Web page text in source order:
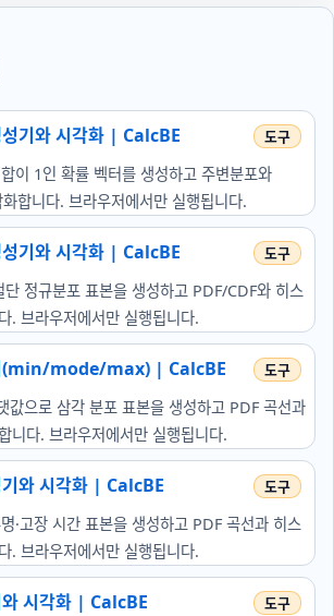
기와 시각화 | CalcBE
이 1인 확률 벡터를 생성하고 주변분포와
합니다. 브라우저에서만 실행됩니다.
기와 시각화 | CalcBE
정규분포 표본을 생성하고 PDF/CDF와 히스
. 브라우저에서만 실행됩니다.
(min/mode/max) | CalcBE
값으로 삼각 분포 표본을 생성하고 PDF 곡선과
니다. 브라우저에서만 실행됩니다.
와 시각화 | CalcBE
·고장 시간 표본을 생성하고 PDF 곡선과 히스
. 브라우저에서만 실행됩니다.
시각화 | CalcBE